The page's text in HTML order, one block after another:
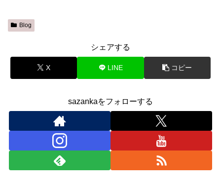
Blog
シェアする
X LINE コピー
sazankaをフォローする